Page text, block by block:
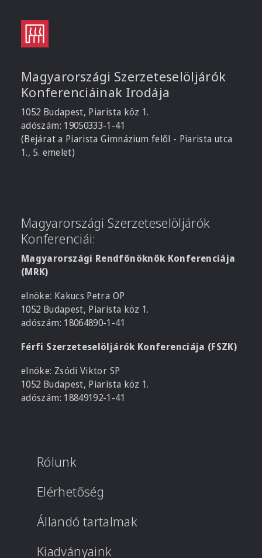
Magyarországi Szerzeteselöljárók
Konferenciáinak Irodája
1052 Budapest, Piarista köz 1.
adószám: 19050333-1-41
(Bejárat a Piarista Gimnázium felől - Piarista utca
1., 5. emelet)
Magyarországi Szerzeteselöljárók
Konferenciái:
Magyarországi Rendfőnöknők Konferenciája
(MRK)
elnöke: Kakucs Petra OP
1052 Budapest, Piarista köz 1.
adószám: 18064890-1-41
Férfi Szerzeteselöljárók Konferenciája (FSZK)
elnöke: Zsódi Viktor SP
1052 Budapest, Piarista köz 1.
adószám: 18849192-1-41
Rólunk
Elérhetőség
Állandó tartalmak
Kiadványaink